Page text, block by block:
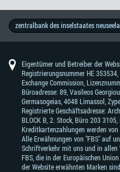
zentralbank des inselstaates
federal
reserve
herstellung
forexfactory
brl
erfolgsgeschichte
brexit
thb
geopolitik
rohstoffe
wirtschaft
7-
tage-
marktprognose
handelsvokabular
wall
street
copytrade
metal
fbs
ib
programm
aud
-
australischer
interview
forex
exchange
handelsstrategie
wirtschaftskalender
chf
-
schweizer
europa
news
öl
wahlen
zentralbanksitzung
rba
-
reserve
of
australia
bank
of
japan
forexbildung
australien
gold
brent
metatrader
mxn
lifestyle
forex
indicators
mt4
berühmte
händler
eur
nzd
-
neuseeländischer
marktprognose
jpy
-
japanischer
inflation
industrie
u.s.
idr
einzelhändler
zar
-
south
rand
china
fundamentale
analyse
handelskriegen
bank
von
england
technische
analyse
wti
-
west
intermediate
asien
jeder
händler
sollte
handel
mit
nachrichten
dow
jones
industrial
cad
-
kanadischer
wirtschaftsdaten
trendhandel
südafrika
spaß
wachstum
dax30
bildung
brazilien
boc
-
bank
canada
zinsen
forex-
signale
jetzt
versuchen
ecb
bip
gewinn
aktienmarkt
anfänger
devisenhandel
währungen
pbc
-
people's
of
china
erfolg
trump
handelsfähigkeiten
kurse
deutschland
motivation
taiwan
cnh
nfp
Eigentümer und Betreiber der
Registrierungsnummer HE
Exchange Commission,
Büroadresse: 89, Vasileos
Germasogeias, 4048 Limassol,
Registrierte Geschäftsadresse:
BLOCK В, 2. Stock, Büro 203
Kreditkartenzahlungen werden
Alle Erwähnungen von "FBS" auf
Schriftverkehr mit uns und in allen
FBS, die in der Europäischen
der Website erwähnten Marken